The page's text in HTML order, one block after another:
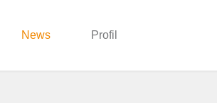
News Profil